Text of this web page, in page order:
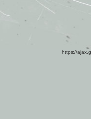
https://